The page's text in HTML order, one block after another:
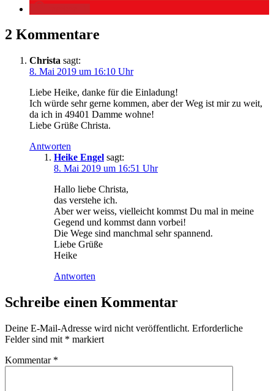
2 Kommentare
Christa sagt:
8. Mai 2019 um 16:10 Uhr
Lie­be Hei­ke, dan­ke für die Einladung!
Ich wür­de sehr ger­ne kom­men, aber der Weg ist mir zu weit,
da ich in 49401 Dam­me wohne!
Lie­be Grü­ße Christa.
Antworten
Heike Engel sagt:
8. Mai 2019 um 16:51 Uhr
Hal­lo lie­be Christa,
das ver­ste­he ich.
Aber wer weiss, viel­leicht kommst Du mal in mei­ne
Gegend und kommst dann vorbei!
Die Wege sind manch­mal sehr spannend.
Lie­be Grüße
Heike
Antworten
Schreibe einen Kommentar
Deine E-Mail-Adresse wird nicht veröffentlicht. Erforderliche
Felder sind mit * markiert
Kommentar *